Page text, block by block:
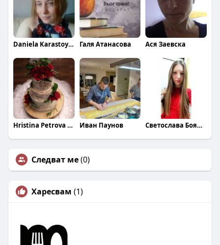
Daniela Karastoykova Галя Атанасова Ася Заевска
Hristina Petrova - Georgieva Иван Паунов Светослава Боянова
Следват ме(0)
Харесвам (1)